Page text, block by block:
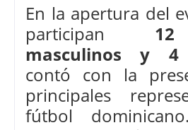
En la apertura del
participan
masculinos y 4
contó con la
principales
fútbol